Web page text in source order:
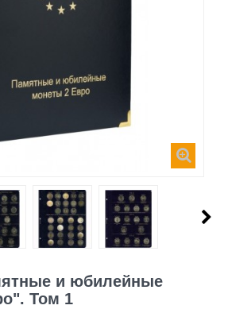
и юбилейные
Том 1